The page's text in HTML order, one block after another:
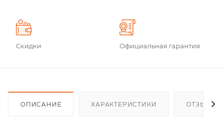
Скидки Официальная гарантия
ОПИСАНИЕ ХАРАКТЕРИСТИКИ ОТЗЫВЫ